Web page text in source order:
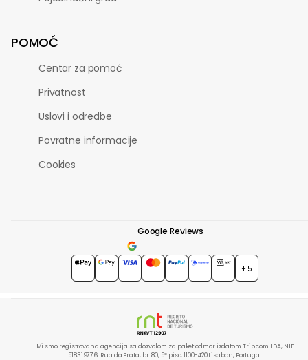
POMOĆ
Centar za pomoć
Privatnost
Uslovi i odredbe
Povratne informacije
Cookies
Google Reviews
4.7★★★★★
+15
Mi smo registrovana agencija sa dozvolom za paket odmor izdatom Trip.com LDA, NIF
518319776. Rua da Prata, br. 80, 5º piso, 1100-420 Lisabon, Portugal